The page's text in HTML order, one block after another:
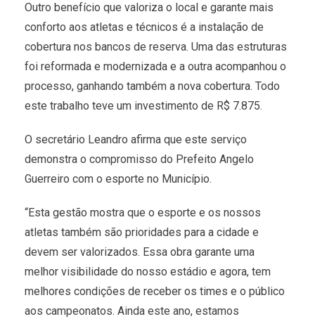
Outro benefício que valoriza o local e garante mais
conforto aos atletas e técnicos é a instalação de
cobertura nos bancos de reserva. Uma das estruturas
foi reformada e modernizada e a outra acompanhou o
processo, ganhando também a nova cobertura. Todo
este trabalho teve um investimento de R$ 7.875.
O secretário Leandro afirma que este serviço
demonstra o compromisso do Prefeito Angelo
Guerreiro com o esporte no Município.
“Esta gestão mostra que o esporte e os nossos
atletas também são prioridades para a cidade e
devem ser valorizados. Essa obra garante uma
melhor visibilidade do nosso estádio e agora, tem
melhores condições de receber os times e o público
aos campeonatos. Ainda este ano, estamos